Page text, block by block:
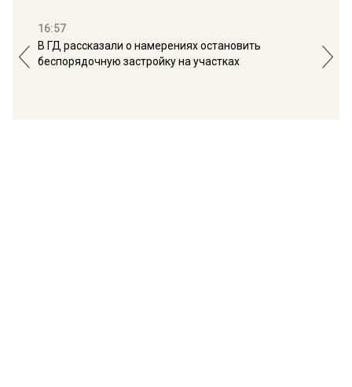
16:57
В ГД рассказали о намерениях остановить
беспорядочную застройку на участках